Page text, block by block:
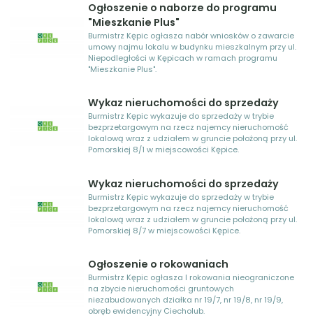
Ogłoszenie o naborze do programu
"Mieszkanie Plus"
Burmistrz Kępic ogłasza nabór wniosków o zawarcie
umowy najmu lokalu w budynku mieszkalnym przy ul.
Niepodległości w Kępicach w ramach programu
"Mieszkanie Plus".
Wykaz nieruchomości do sprzedaży
Burmistrz Kępic wykazuje do sprzedaży w trybie
bezprzetargowym na rzecz najemcy nieruchomość
lokalową wraz z udziałem w gruncie położoną przy ul.
Pomorskiej 8/1 w miejscowości Kępice.
Wykaz nieruchomości do sprzedaży
Burmistrz Kępic wykazuje do sprzedaży w trybie
bezprzetargowym na rzecz najemcy nieruchomość
lokalową wraz z udziałem w gruncie położoną przy ul.
Pomorskiej 8/7 w miejscowości Kępice.
Ogłoszenie o rokowaniach
Burmistrz Kępic ogłasza I rokowania nieograniczone
na zbycie nieruchomości gruntowych
niezabudowanych działka nr 19/7, nr 19/8, nr 19/9,
obręb ewidencyjny Ciecholub.